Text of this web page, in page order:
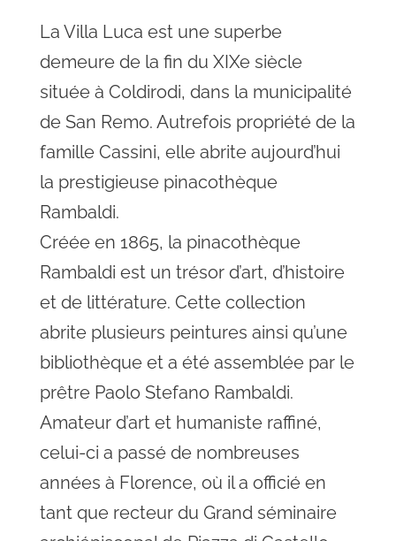
La Villa Luca est une superbe
demeure de la fin du XIXe siècle
située à Coldirodi, dans la municipalité
de San Remo. Autrefois propriété de la
famille Cassini, elle abrite aujourd’hui
la prestigieuse pinacothèque
Rambaldi.
Créée en 1865, la pinacothèque
Rambaldi est un trésor d’art, d’histoire
et de littérature. Cette collection
abrite plusieurs peintures ainsi qu’une
bibliothèque et a été assemblée par le
prêtre Paolo Stefano Rambaldi.
Amateur d’art et humaniste raffiné,
celui-ci a passé de nombreuses
années à Florence, où il a officié en
tant que recteur du Grand séminaire